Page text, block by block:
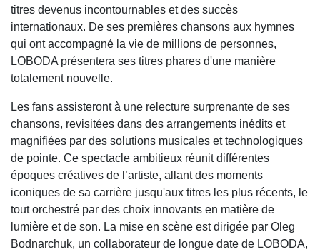
titres devenus incontournables et des succès
internationaux. De ses premières chansons aux hymnes
qui ont accompagné la vie de millions de personnes,
LOBODA présentera ses titres phares d'une manière
totalement nouvelle.
Les fans assisteront à une relecture surprenante de ses
chansons, revisitées dans des arrangements inédits et
magnifiées par des solutions musicales et technologiques
de pointe. Ce spectacle ambitieux réunit différentes
époques créatives de l’artiste, allant des moments
iconiques de sa carrière jusqu'aux titres les plus récents, le
tout orchestré par des choix innovants en matière de
lumière et de son. La mise en scène est dirigée par Oleg
Bodnarchuk, un collaborateur de longue date de LOBODA,